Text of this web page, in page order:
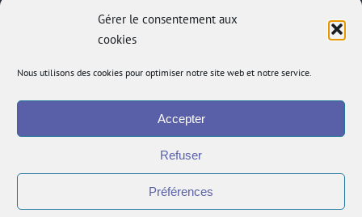
Gérer le consentement aux
cookies
Nous utilisons des cookies pour optimiser notre site web et notre service.
Accepter
Refuser
Préférences
Mentions légales
Politique de confidentialité